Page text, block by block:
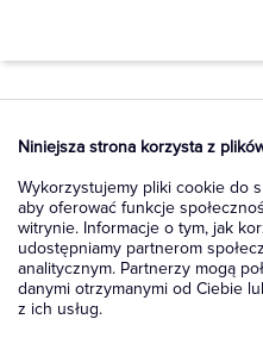
Niniejsza strona korzysta z
Wykorzystujemy pliki cookie do
aby oferować funkcje
witrynie. Informacje o tym, jak
udostępniamy partnerom
analitycznym. Partnerzy mogą
danymi otrzymanymi od Ciebie
z ich usług.